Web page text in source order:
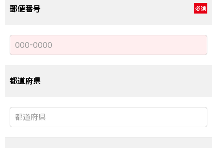
郵便番号 必須
都道府県